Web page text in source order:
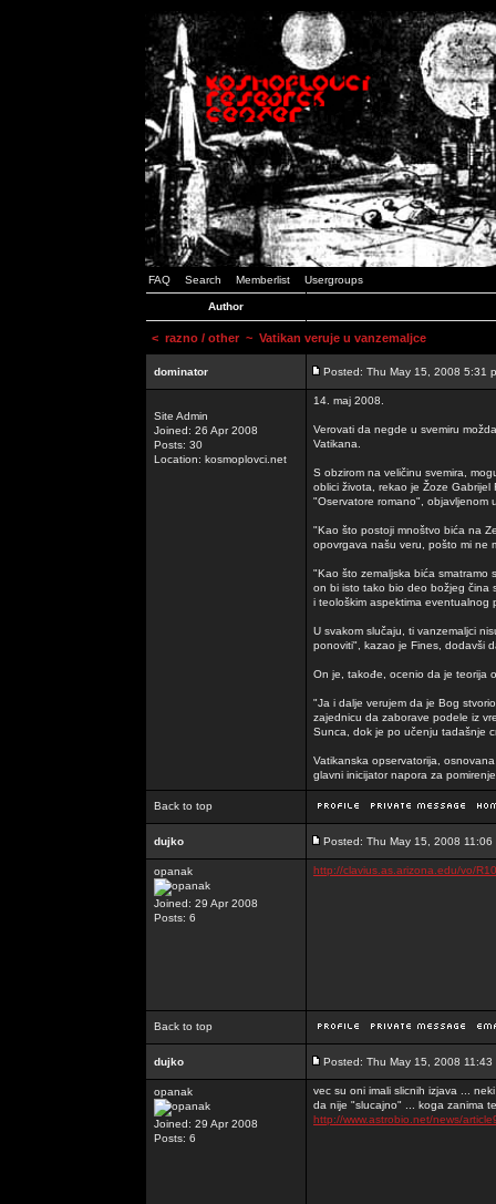
FAQ Search Memberlist Usergroups
Author
< razno / other ~ Vatikan veruje u vanzemaljce
dominator Posted: Thu May 15, 2008 5:31
Site Admin
Joined: 26 Apr 2008
Posts: 30
Location: kosmoplovci.net
14. maj 2008.
Verovati da negde u svemiru
Vatikana.
S obzirom na veličinu svemira,
oblici života, rekao je Žoze
"Oservatore romano", objavljenom
"Kao što postoji mnoštvo bića na
opovrgava našu veru, pošto mi ne
"Kao što zemaljska bića smatramo
on bi isto tako bio deo božjeg čina
i teološkim aspektima eventualnog
U svakom slučaju, ti vanzemaljci
ponoviti", kazao je Fines, dodavši
On je, takođe, ocenio da je teorija
"Ja i dalje verujem da je Bog
zajednicu da zaborave podele iz
Sunca, dok je po učenju tadašnje
Vatikanska opservatorija,
glavni inicijator napora za
Back to top
dujko Posted: Thu May 15, 2008 11:06
opanak
Joined: 29 Apr 2008
Posts: 6
http://clavius.as.arizona.edu/vo/
Back to top
dujko Posted: Thu May 15, 2008 11:43
opanak
Joined: 29 Apr 2008
Posts: 6
vec su oni imali slicnih izjava ...
da nije "slucajno" ... koga zanima
http://www.astrobio.net/news/